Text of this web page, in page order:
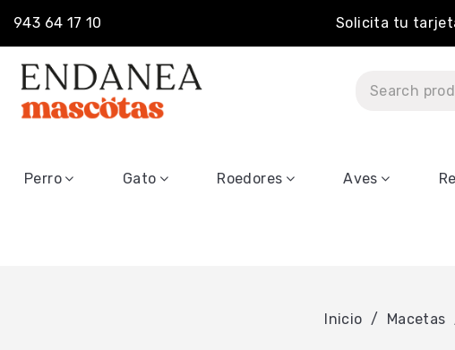
943 64 17 10 Solicita tu
Perro Gato Roedores Aves
Inicio Macetas